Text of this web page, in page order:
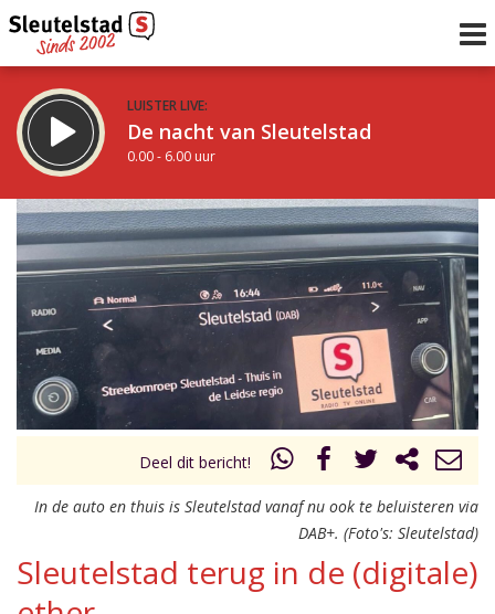
LUISTER LIVE:
De nacht van Sleutelstad
0.00 - 6.00 uur
STRAKS:
De ochtend van Sleutelstad
6.00 - 12.00 uur
Vorig uur
uur 1 van 0 Volgend uur
Deel dit bericht!
In de auto en thuis is Sleutelstad vanaf nu ook te beluisteren via
DAB+. (Foto's: Sleutelstad)
Sleutelstad terug in de (digitale)